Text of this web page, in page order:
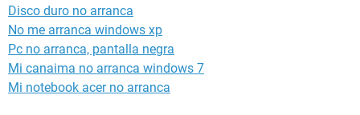
Disco duro no arranca
No me arranca windows xp
Pc no arranca, pantalla negra
Mi canaima no arranca windows 7
Mi notebook acer no arranca